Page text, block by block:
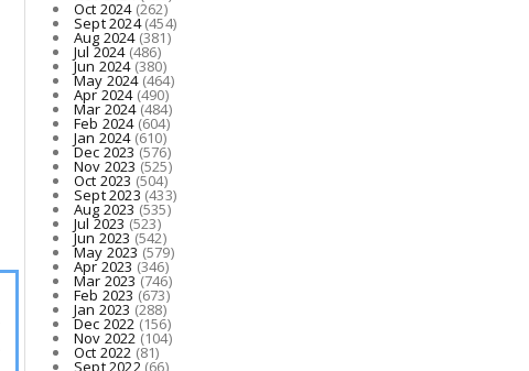
Oct 2024(262)
Sept 2024(454)
Aug 2024(381)
Jul 2024(486)
Jun 2024(380)
May 2024(464)
Apr 2024(490)
Mar 2024(484)
Feb 2024(604)
Jan 2024(610)
Dec 2023(576)
Nov 2023 (525)
Oct 2023 (504)
Sept 2023 (433)
Aug 2023 (535)
Jul 2023 (523)
Jun 2023(542)
May 2023(579)
Apr 2023 (346)
Mar 2023 (746)
Feb 2023 (673)
Jan 2023 (288)
Dec 2022(156)
Nov 2022 (104)
Oct 2022 (81)
Sept 2022(66)